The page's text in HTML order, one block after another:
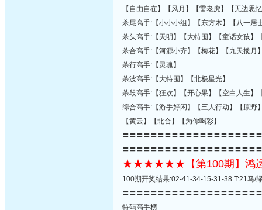
【自由自在】【风月】【雷老虎】【无边思
杀尾高手:【小小小组】【东方木】【八一居
杀头高手:【天明】【大特围】【童话女孩】
杀合高手:【河源小齐】【梅花】【九天揽月
杀行高手:【灵魂】
杀波高手:【大特围】【北极星光】
杀段高手:【狂欢】【开心果】【空白人生】
综合高手:【游手好闲】【三人行动】【原野
【黄云】【北合】【为你喝彩】
〓〓〓〓〓〓〓〓〓〓〓〓〓〓〓〓〓〓〓
〓〓〓〓〓〓〓〓〓〓〓〓〓〓〓〓〓〓〓
★★★★★★【第100期】鸿
100期开奖结果:02-41-34-15-31-38 T:21马
〓〓〓〓〓〓〓〓〓〓〓〓〓〓〓〓〓〓〓
特码高手榜